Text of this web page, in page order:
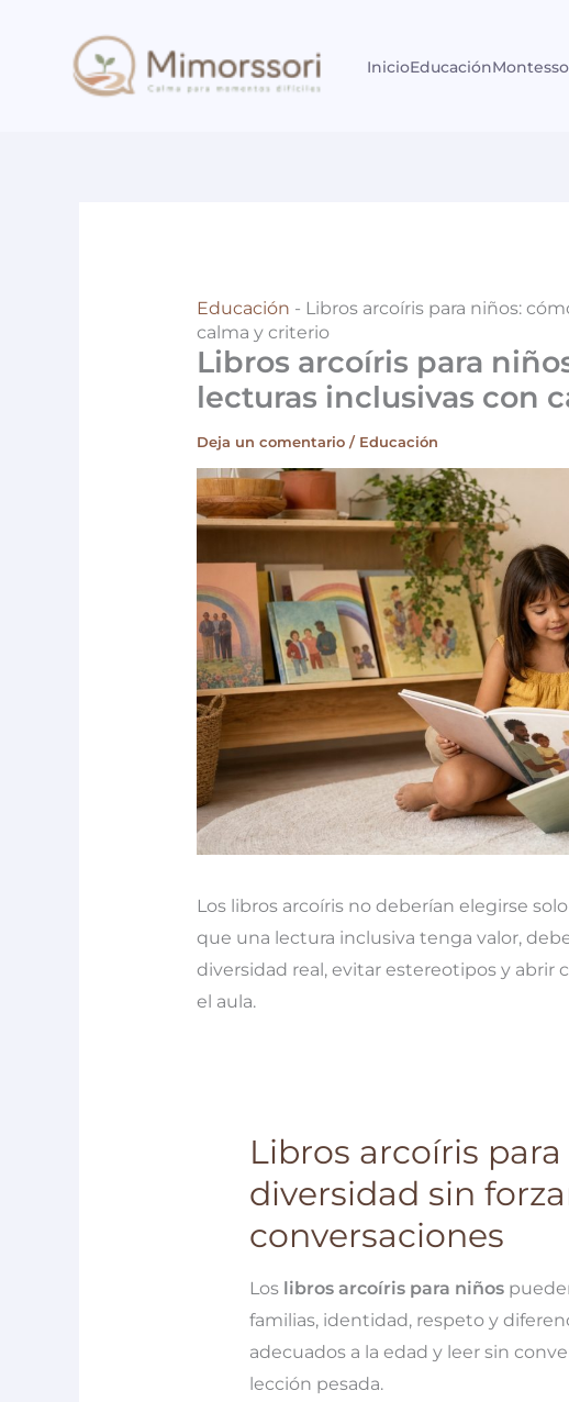
contenido
InicioEducación
Educación - Libros arcoíris para niños:
calma y criterio
Libros arcoíris para
lecturas inclusivas con
Deja un comentario / Educación
Los libros arcoíris no deberían elegirse
que una lectura inclusiva tenga valor,
diversidad real, evitar estereotipos y abrir
el aula.
Libros arcoíris
diversidad sin
conversaciones
Los libros arcoíris para niños
familias, identidad, respeto y
adecuados a la edad y leer sin
lección pesada.